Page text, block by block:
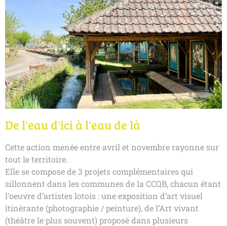
De l'eau d'ici à l'eau de là
Cette action menée entre avril et novembre rayonne sur
tout le territoire.
Elle se compose de 3 projets complémentaires qui
sillonnent dans les communes de la CCQB, chacun étant
l’oeuvre d’artistes lotois : une exposition d’art visuel
itinérante (photographie / peinture), de l’Art vivant
(théâtre le plus souvent) proposé dans plusieurs